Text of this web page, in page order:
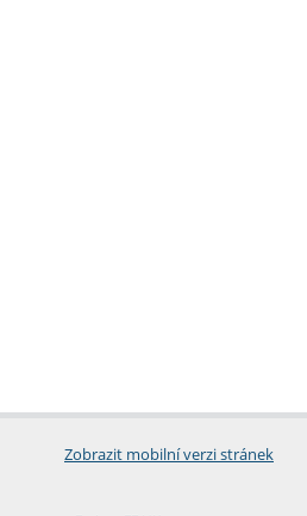
Zobrazit mobilní verzi stránek